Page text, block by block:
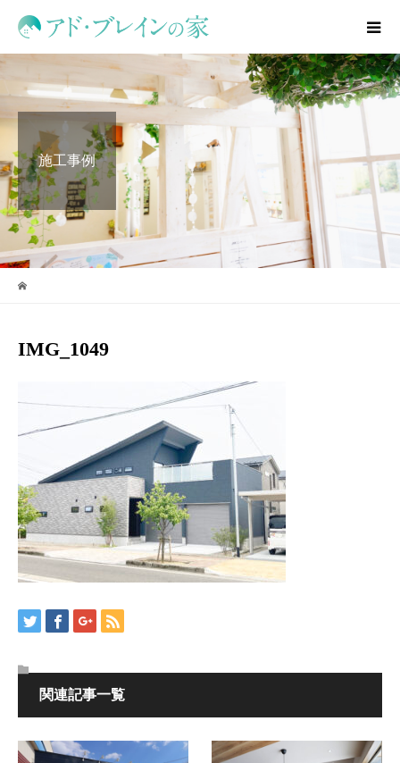
施工事例
IMG_1049
関連記事一覧